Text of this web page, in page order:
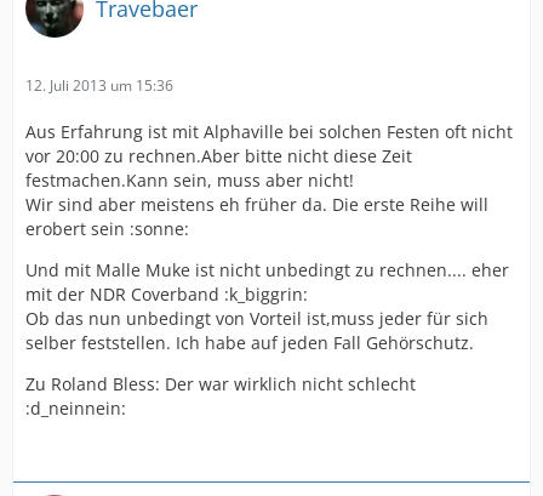
Travebaer
12. Juli 2013 um 15:36
Aus Erfahrung ist mit Alphaville bei solchen Festen oft nicht
vor 20:00 zu rechnen.Aber bitte nicht diese Zeit
festmachen.Kann sein, muss aber nicht!
Wir sind aber meistens eh früher da. Die erste Reihe will
erobert sein :sonne:
Und mit Malle Muke ist nicht unbedingt zu rechnen.... eher
mit der NDR Coverband :k_biggrin:
Ob das nun unbedingt von Vorteil ist,muss jeder für sich
selber feststellen. Ich habe auf jeden Fall Gehörschutz.
Zu Roland Bless: Der war wirklich nicht schlecht
:d_neinnein: